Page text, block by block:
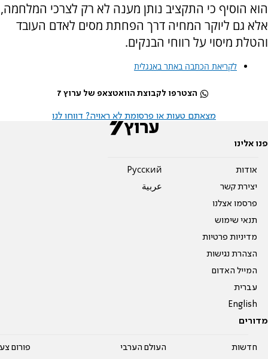
הוא הוסיף כי התקציב נותן מענה לא רק לצרכי המלחמה,
אלא גם ליוקר המחיה דרך הפחתת מסים לאדם העובד
והטלת מיסוי על רווחי הבנקים.
לקריאת הכתבה באתר באנגלית
הצטרפו לקבוצת הוואטצאפ של ערוץ 7
מצאתם טעות או פרסומת לא ראויה? דווחו לנו
פנו אלינו
אודות
יצירת קשר
פרסמו אצלנו
תנאי שימוש
מדיניות פרטיות
הצהרת נגישות
המייל האדום
עברית
English
Pусский
عربية
מדורים
חדשות העולם הערבי פורום